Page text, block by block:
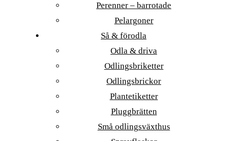
Perenner – barrotade
Pelargoner
Så & förodla
Odla & driva
Odlingsbriketter
Odlingsbrickor
Plantetiketter
Pluggbrätten
Små odlingsväxthus